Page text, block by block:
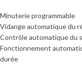
Minuterie programmable
Vidange automatique du
Contrôle automatique du
Fonctionnement
durée